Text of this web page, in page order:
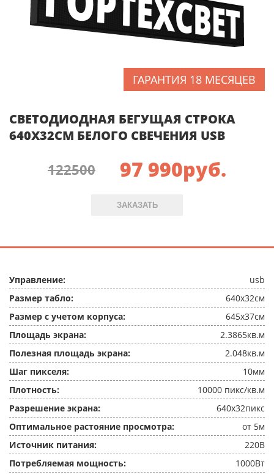
СВЕТОДИОДНАЯ БЕГУЩАЯ СТРОКА
640X32СМ БЕЛОГО СВЕЧЕНИЯ USB
122500 97 990руб.
ЗАКАЗАТЬ
ГАРАНТИЯ 18 МЕСЯЦЕВ
Управление:
usb
Размер табло:
640x32см
Размер с учетом корпуса:
645x37см
Площадь экрана:
2.3865кв.м
Полезная площадь экрана:
2.048кв.м
Шаг пикселя:
10мм
Плотность:
10000 пикс/кв.м
Разрешение экрана:
640x32пикс
Оптимальное растояние просмотра:
от 5м
Источник питания:
220В
Потребляемая мощность:
1000Вт